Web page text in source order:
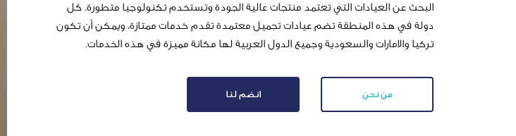
البحث عن العيادات التي تعتمد منتجات عالية الجودة وتستخدم تكنولوجيا متطورة. كل
دولة في هذه المنطقة تضم عيادات تجميل معتمدة تقدم خدمات ممتازة، ويمكن أن تكون
تركيا والامارات والسعودية وجميع الدول العربية لها مكانة مميزة في هذه الخدمات.
من نحن انضم لنا